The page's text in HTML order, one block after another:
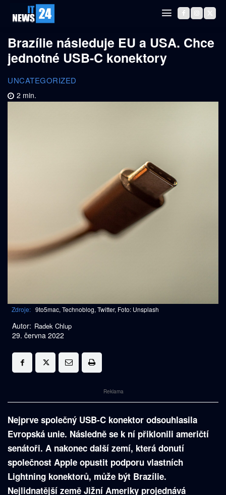
Brazílie následuje EU a USA. Chce
jednotné USB-C konektory
UNCATEGORIZED
2 min.
Zdroje: 9to5mac, Technoblog, Twitter, Foto: Unsplash
Autor: Radek Chlup
29. června 2022
Reklama
Nejprve společný USB-C konektor odsouhlasila
Evropská unie. Následně se k ní přiklonili američtí
senátoři. A nakonec další zemí, která donutí
společnost Apple opustit podporu vlastních
Lightning konektorů, může být Brazílie.
Nejlidnatější země Jižní Ameriky projednává